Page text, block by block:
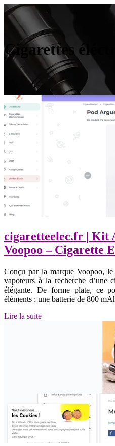
Cigarettes
cigaretteelec.fr | Kit
Voopoo – Cigarette
Conçu par la marque Voopoo,
vapoteurs à la recherche d’une
élégante. De forme plate, ce
éléments : une batterie de 800
Lire la suite